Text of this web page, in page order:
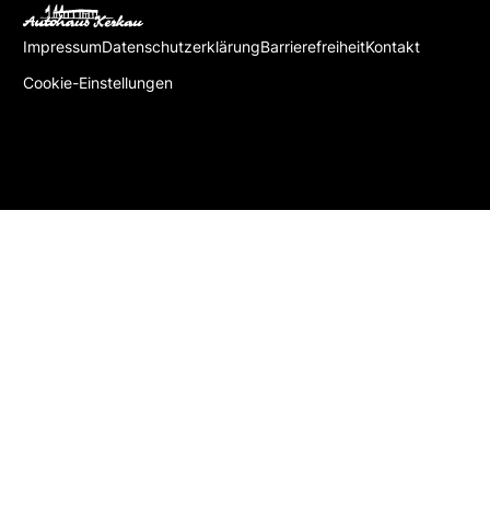
ImpressumDatenschutzerklärungBarrierefreiheitKontakt
Cookie-Einstellungen